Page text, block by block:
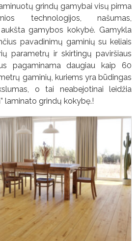
grindų gamybai visų pirma
technologijos, našumas,
gamybos kokybė. Gamykla
pavadinimų gaminių su keliais
parametrų ir skirtingų paviršiaus
pagaminama daugiau kaip 60
gaminių, kuriems yra būdingas
o tai neabejotinai leidžia
laminato grindų kokybę.!